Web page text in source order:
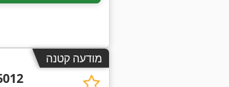
מודעה קטנה